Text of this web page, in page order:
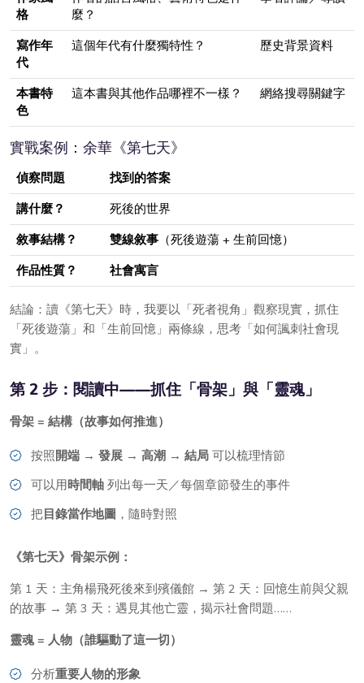
格
麼？
寫作年
代
這個年代有什麼獨特性？ 歷史背景資料
本書特
色
這本書與其他作品哪裡不一樣？ 網絡搜尋關鍵字
實戰案例：余華《第七天》
偵察問題
找到的答案
講什麼？
死後的世界
敘事結構？
雙線敘事 （死後遊蕩 + 生前回憶）
作品性質？
社會寓言
結論：讀《第七天》時，我要以「死者視角」觀察現實，抓住
「死後遊蕩」和「生前回憶」兩條線，思考「如何諷刺社會現
實」。
第 2 步：閱讀中——抓住「骨架」與「靈魂」
骨架 = 結構（故事如何推進）
按照開端 → 發展 → 高潮 → 結局 可以梳理情節
可以用時間軸 列出每一天／每個章節發生的事件
把目錄當作地圖 ，隨時對照
《第七天》骨架示例：
第 1 天：主角楊飛死後來到殯儀館 → 第 2 天：回憶生前與父親
的故事 → 第 3 天：遇見其他亡靈，揭示社會問題……
靈魂 = 人物（誰驅動了這一切）
分析重要人物的形象